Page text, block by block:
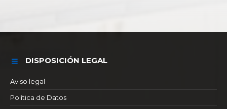
DISPOSICIÓN LEGAL
Aviso legal
Política de Datos